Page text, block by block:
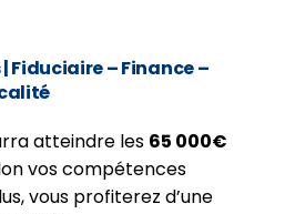
| Fiduciaire – Finance –
atteindre les 65 000€
vos compétences
vous profiterez d’une